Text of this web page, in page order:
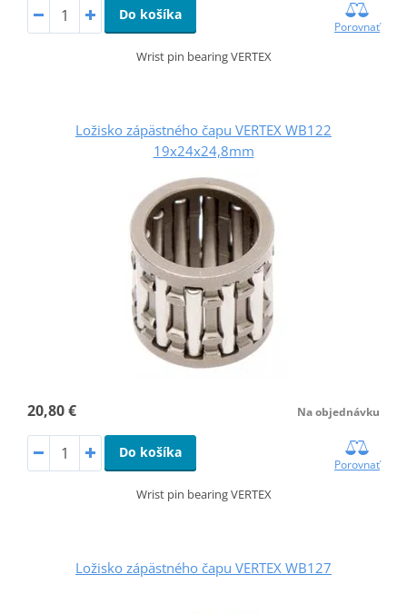
Do košíka
Porovnať
Wrist pin bearing VERTEX
Ložisko zápästného čapu VERTEX WB122
19x24x24,8mm
20,80 € Na objednávku
Do košíka
Porovnať
Wrist pin bearing VERTEX
Ložisko zápästného čapu VERTEX WB127